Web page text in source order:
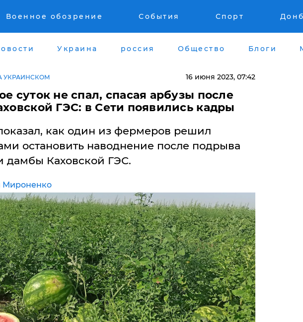
Военное обозрение События Спорт
Украина россия Общество Блоги
УКРАИНСКОМ 16 июня 2023, 07:42
суток не спал, спасая арбузы после
ГЭС: в Сети появились кадры
как один из фермеров решил
остановить наводнение после подрыва
дамбы Каховской ГЭС.
Мироненко